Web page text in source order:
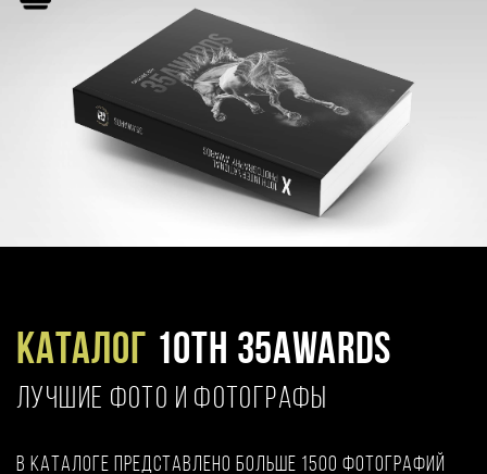
Каталог 10TH 35AWARDS
ЛУЧШИЕ ФОТО И ФОТОГРАФЫ
В каталоге представлено больше 1500 фотографий